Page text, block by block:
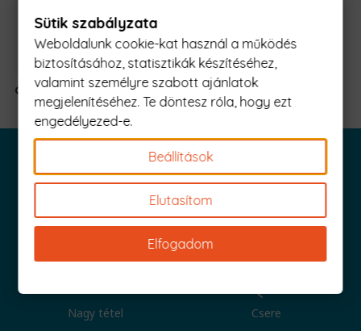
Grey Cat 5990 Ft-tól
Iratkozz fel és küldjük is az 1000 Ft értékű kuponod!
Nagy tétel Csere
Sütik szabályzata
Weboldalunk cookie-kat használ a működés
biztosításához, statisztikák készítéséhez,
valamint személyre szabott ajánlatok
megjelenítéséhez. Te döntesz róla, hogy ezt
engedélyezed-e.
Beállítások
Elutasítom
Elfogadom